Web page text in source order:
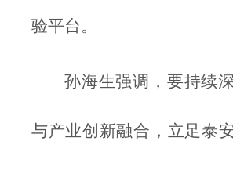
验平台。
孙海生强调，要持续
与产业创新融合，立足泰